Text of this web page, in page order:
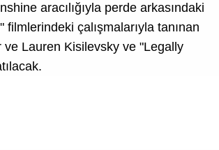
aracılığıyla perde arkasındaki
çalışmalarıyla tanınan
Lauren Kisilevsky ve "Legally